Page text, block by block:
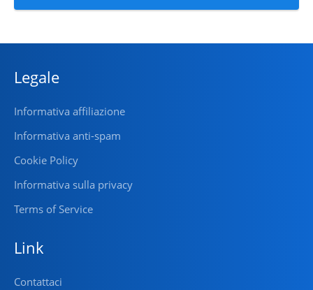
Legale
Informativa affiliazione
Informativa anti-spam
Cookie Policy
Informativa sulla privacy
Terms of Service
Link
Contattaci